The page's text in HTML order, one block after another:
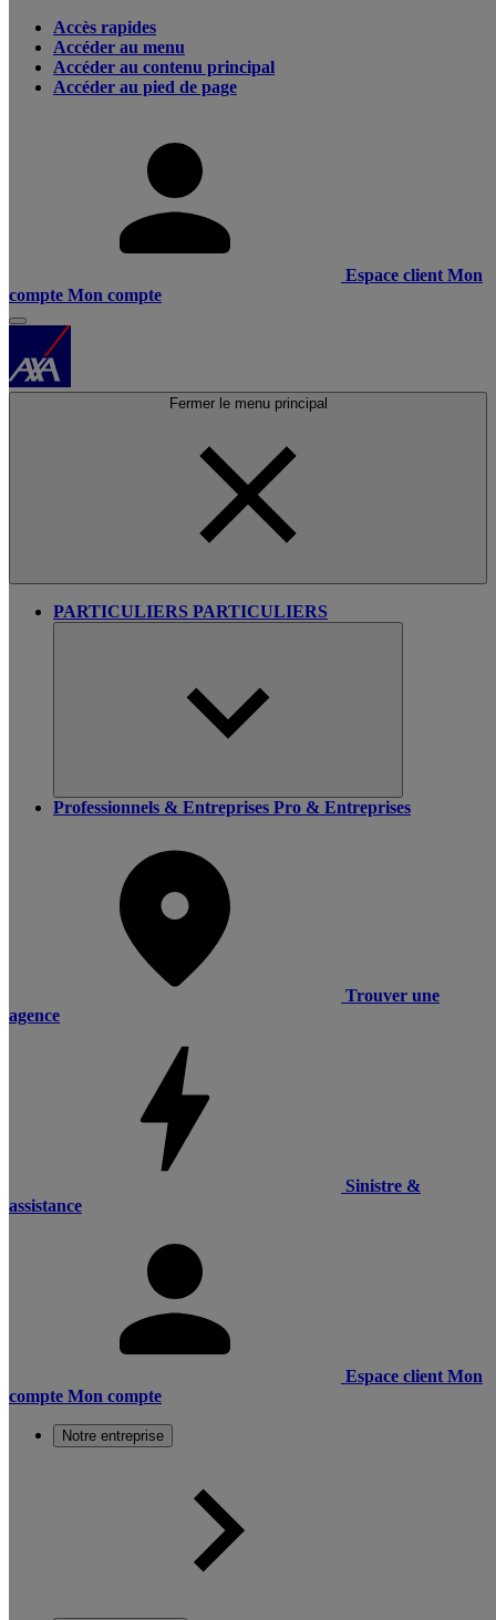
Accès rapides
Accéder au menu
Accéder au contenu principal
Accéder au pied de page
Espace client Mon
compte Mon compte
Fermer le menu principal
PARTICULIERS PARTICULIERS
Professionnels & Entreprises Pro & Entreprises
Trouver une
agence
Sinistre &
assistance
Espace client Mon
compte Mon compte
Notre entreprise